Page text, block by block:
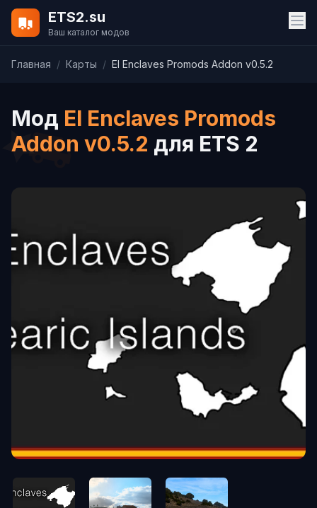
ETS2.su
Ваш каталог модов
Главная / Карты / El Enclaves Promods Addon v0.5.2
Мод El Enclaves Promods
Addon v0.5.2 для ETS 2